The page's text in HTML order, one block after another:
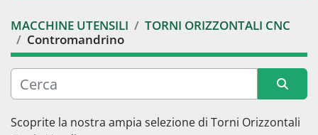
Categoria
Produttore
Modello
MACCHINE UTENSILI
TORNI ORIZZONTALI CNC
Contromandrino
Ordina per
Scoprite la nostra ampia selezione di Torni Orizzontali